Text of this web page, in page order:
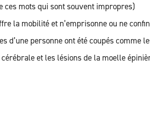
ces mots qui sont souvent impropres)
la mobilité et n’emprisonne ou ne
d’une personne ont été coupés comme
et les lésions de la moelle